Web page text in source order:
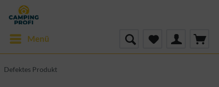
Menü
Defektes Produkt